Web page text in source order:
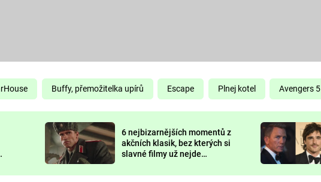
DELIVERANCE
KOMEDIE
CHUCK
NORRIS
DEADPOOL
Buffy, přemožitelka upírů Escape Plnej kotel Avengers 5
6 nejbizarnějších momentů z
akčních klasik, bez kterých si
slavné filmy už nejde